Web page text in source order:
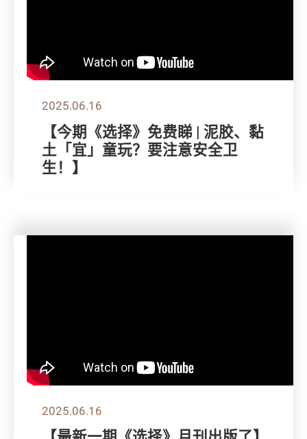
2025.06.16
【今期《选择》免费睇 | 泥胶、黏
土「宜」童玩？要注意安全卫
生！】
2025.06.16